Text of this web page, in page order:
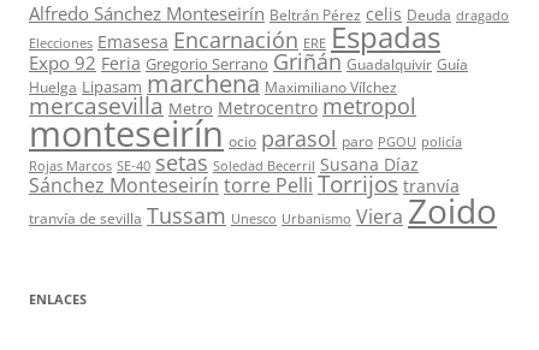
Alfredo Sánchez Monteseirín Beltrán Pérez celis Deuda dragado
Elecciones Emasesa Encarnación ERE Espadas
Expo 92 Feria Gregorio Serrano Griñán Guadalquivir Guía
Huelga Lipasam marchena Maximiliano Vílchez
mercasevilla Metro Metrocentro metropol
monteseirín ocio parasol paro PGOU policía
Rojas Marcos SE-40 setas Soledad Becerril Susana Díaz
Sánchez Monteseirín torre Pelli Torrijos tranvía
tranvía de sevilla Tussam Unesco Urbanismo Viera Zoido
ENLACES